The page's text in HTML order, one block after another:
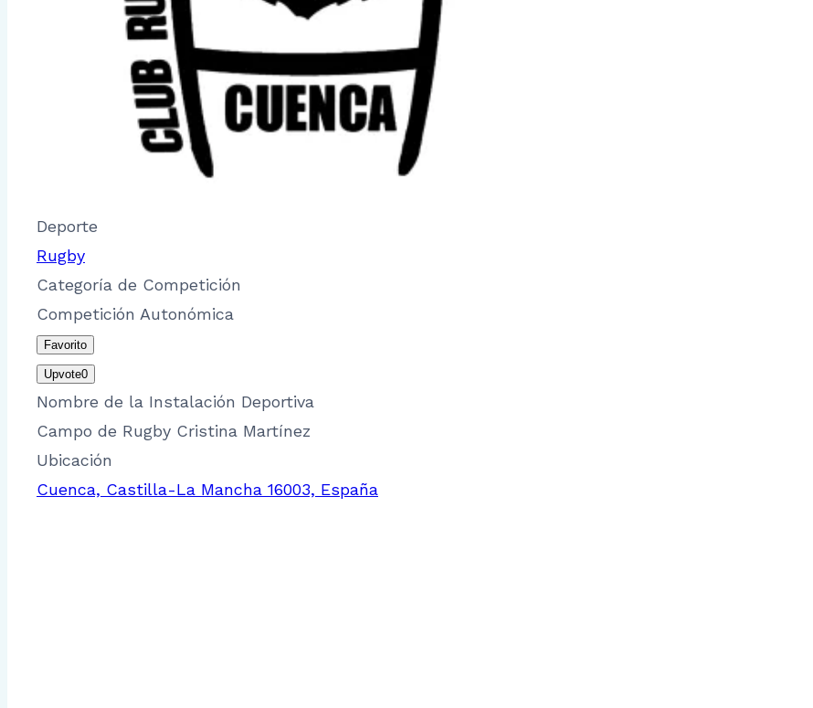
Deporte
Rugby
Categoría de Competición
Competición Autonómica
Favorito
Upvote0
Nombre de la Instalación Deportiva
Campo de Rugby Cristina Martínez
Ubicación
Cuenca, Castilla-La Mancha 16003, España